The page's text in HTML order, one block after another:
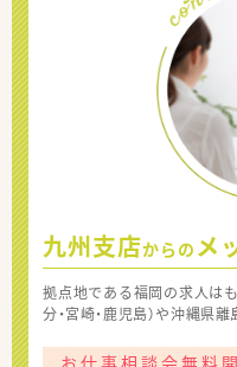
九州支店からの メ
拠点地である福岡の求人はも
分・宮崎・鹿児島）や沖縄県